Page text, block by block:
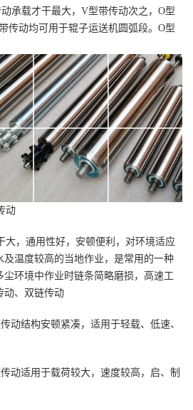
承载才干最大，V型带传动次之，O型
传动均可用于辊子运送机圆弧段。O型
动
，通用性好，安顿便利，对环境适应
温度较高的当地作业，是常用的一种
环境中作业时链条简略磨损，高速工
动、双链传动
动结构安顿紧凑，适用于轻载、低速、
动适用于载荷较大，速度较高，启、制